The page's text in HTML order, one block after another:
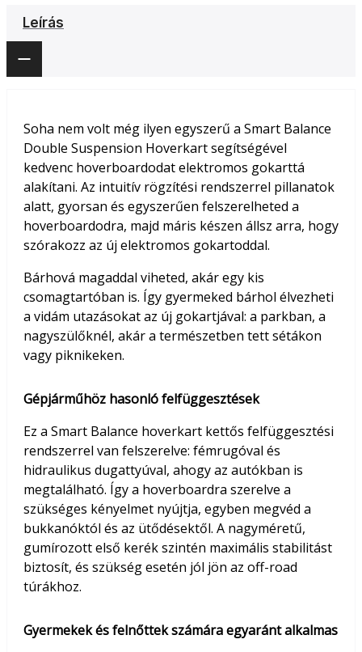
Leírás
Soha nem volt még ilyen egyszerű a Smart Balance
Double Suspension Hoverkart segítségével
kedvenc hoverboardodat elektromos gokarttá
alakítani. Az intuitív rögzítési rendszerrel pillanatok
alatt, gyorsan és egyszerűen felszerelheted a
hoverboardodra, majd máris készen állsz arra, hogy
szórakozz az új elektromos gokartoddal.
Bárhová magaddal viheted, akár egy kis
csomagtartóban is. Így gyermeked bárhol élvezheti
a vidám utazásokat az új gokartjával: a parkban, a
nagyszülőknél, akár a természetben tett sétákon
vagy piknikeken.
Gépjárműhöz hasonló felfüggesztések
Ez a Smart Balance hoverkart kettős felfüggesztési
rendszerrel van felszerelve: fémrugóval és
hidraulikus dugattyúval, ahogy az autókban is
megtalálható. Így a hoverboardra szerelve a
szükséges kényelmet nyújtja, egyben megvéd a
bukkanóktól és az ütődésektől. A nagyméretű,
gumírozott első kerék szintén maximális stabilitást
biztosít, és szükség esetén jól jön az off-road
túrákhoz.
Gyermekek és felnőttek számára egyaránt alkalmas